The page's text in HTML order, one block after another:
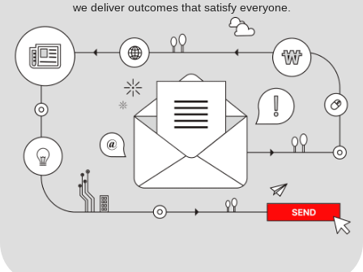
다이어트 전문! 제나한의원 HI 디자인 포트폴리오
we deliver outcomes that satisfy everyone.